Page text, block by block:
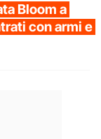
Bloom a
con armi e